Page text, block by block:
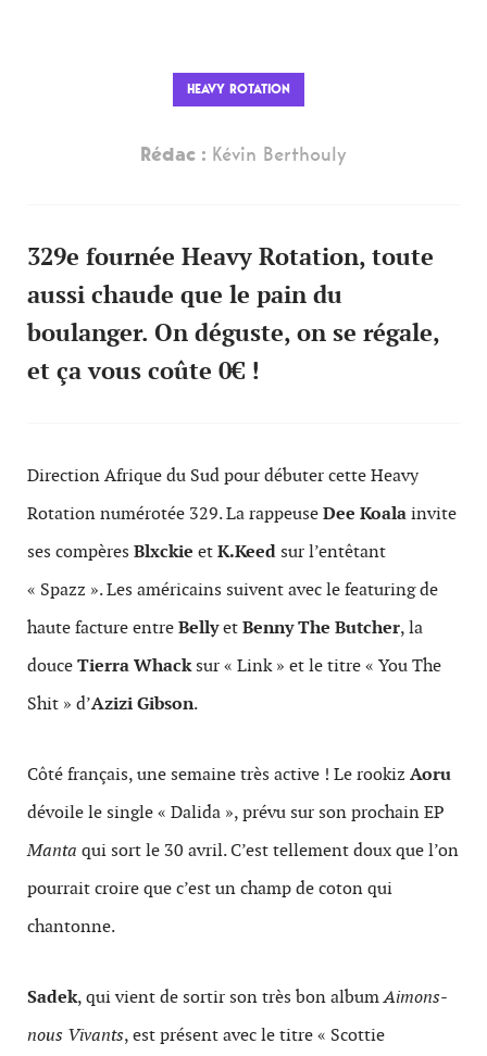
HEAVY ROTATION
Rédac : Kévin Berthouly
329e fournée Heavy Rotation, toute
aussi chaude que le pain du
boulanger. On déguste, on se régale,
et ça vous coûte 0€ !
Direction Afrique du Sud pour débuter cette Heavy
Rotation numérotée 329. La rappeuseDee Koalainvite
ses compères Blxckie etK.Keed sur l’entêtant
« Spazz ». Les américains suivent avec le featuring de
haute facture entreBellyetBenny The Butcher, la
douceTierra Whacksur « Link » et le titre « You The
Shit » d’Azizi Gibson.
Côté français, une semaine très active ! Le rookiz Aoru
dévoile le single « Dalida », prévu sur son prochain EP
Manta qui sort le 30 avril. C’est tellement doux que l’on
pourrait croire que c’est un champ de coton qui
chantonne.
Sadek, qui vient de sortir son très bon albumAimons-
nous Vivants, est présent avec le titre « Scottie